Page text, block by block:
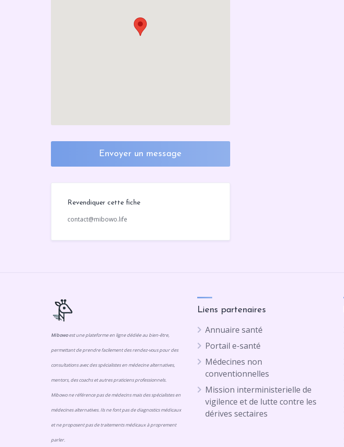
Envoyer un message
Revendiquer cette fiche
contact@mibowo.life
Mibowoest une plateforme en ligne dédiée au bien-être,
permettant de prendre facilement des rendez-vous pour des
consultations avec des spécialistes en médecine alternatives,
mentors, des coachs et autres praticiens professionnels.
Mibowo ne référence pas de médecins mais des spécialistes en
médecines alternatives. Ils ne font pas de diagnostics médicaux
et ne proposent pas de traitements médicaux à proprement
parler.
Liens partenaires
Annuaire santé
Portail e-santé
Médecines non
conventionnelles
Mission interministerielle de
vigilence et de lutte contre les
dérives sectaires